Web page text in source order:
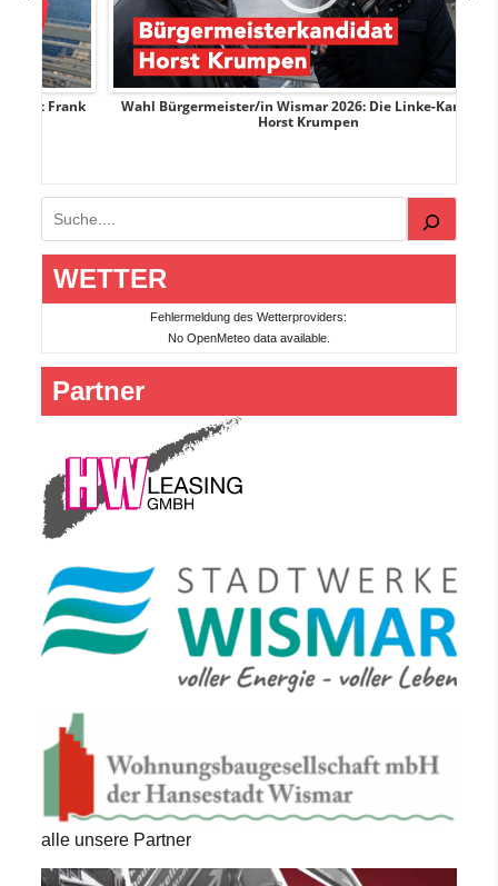
Wahl Bürgermeister/in Wismar 2026: Die Linke-Kandidat
Horst Krumpen
Suchen
WETTER
Fehlermeldung des Wetterproviders:
No OpenMeteo data available.
Partner
alle unsere Partner